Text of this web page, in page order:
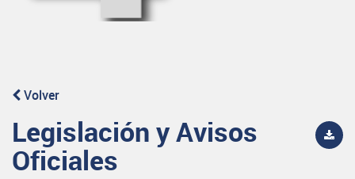
Volver
Legislación y Avisos
Oficiales